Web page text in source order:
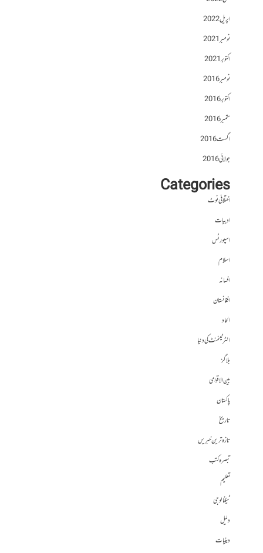
اپریل 2022
نومبر 2021
اکتوبر 2021
نومبر 2016
اکتوبر 2016
ستمبر 2016
اگست 2016
جولائی 2016
Categories
اختلافی نوٹ
ادبیات
اسپورٹس
اسلام
افسانہ
افغانستان
الحاد
انٹرٹینمنٹ کی دنیا
بلاگز
بین الاقوامی
پاکستان
تاریخ
تازہ ترین خبریں
تبصرہ کتب
تعلیم
ٹیکنالوجی
دلیل
دینیات